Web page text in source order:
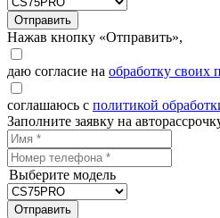
Отправить
Нажав кнопку «Отправить»,
даю согласие на обработку своих
соглашаюсь с политикой
Заполните заявку на
Выберите модель
Отправить